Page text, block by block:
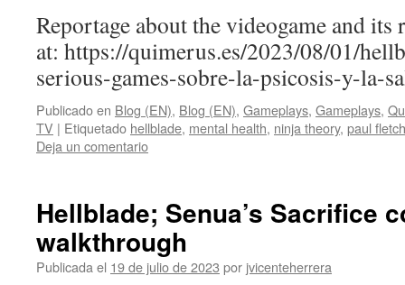
Reportage about the videogame and its
at: https://quimerus.es/2023/08/01/
serious-games-sobre-la-psicosis-y-la-
Publicado en Blog (EN), Blog (EN), Gameplays, Gameplays,
TV | Etiquetado hellblade, mental health, ninja theory, paul
Deja un comentario
Hellblade; Senua’s Sacrifice
walkthrough
Publicada el 19 de julio de 2023 por jvicenteherrera